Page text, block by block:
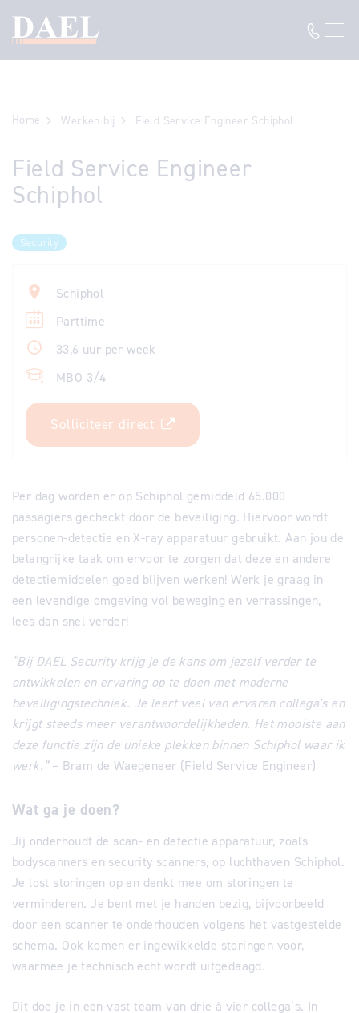
Home Werken bij Field Service Engineer Schiphol
Field Service Engineer
Schiphol
Security
Schiphol
Parttime
33,6 uur per week
MBO 3/4
Solliciteer direct
Per dag worden er op Schiphol gemiddeld 65.000
passagiers gecheckt door de beveiliging. Hiervoor wordt
personen-detectie en X-ray apparatuur gebruikt. Aan jou de
belangrijke taak om ervoor te zorgen dat deze en andere
detectiemiddelen goed blijven werken! Werk je graag in
een levendige omgeving vol beweging en verrassingen,
lees dan snel verder!
“Bij DAEL Security krijg je de kans om jezelf verder te
ontwikkelen en ervaring op te doen met moderne
beveiligingstechniek. Je leert veel van ervaren collega's en
krijgt steeds meer verantwoordelijkheden. Het mooiste aan
deze functie zijn de unieke plekken binnen Schiphol waar ik
werk.” – Bram de Waegeneer (Field Service Engineer)
Wat ga je doen?
Jij onderhoudt de scan- en detectie apparatuur, zoals
bodyscanners en security scanners, op luchthaven Schiphol.
Je lost storingen op en denkt mee om storingen te
verminderen. Je bent met je handen bezig, bijvoorbeeld
door een scanner te onderhouden volgens het vastgestelde
schema. Ook komen er ingewikkelde storingen voor,
waarmee je technisch echt wordt uitgedaagd.
Dit doe je in een vast team van drie à vier collega’s. In